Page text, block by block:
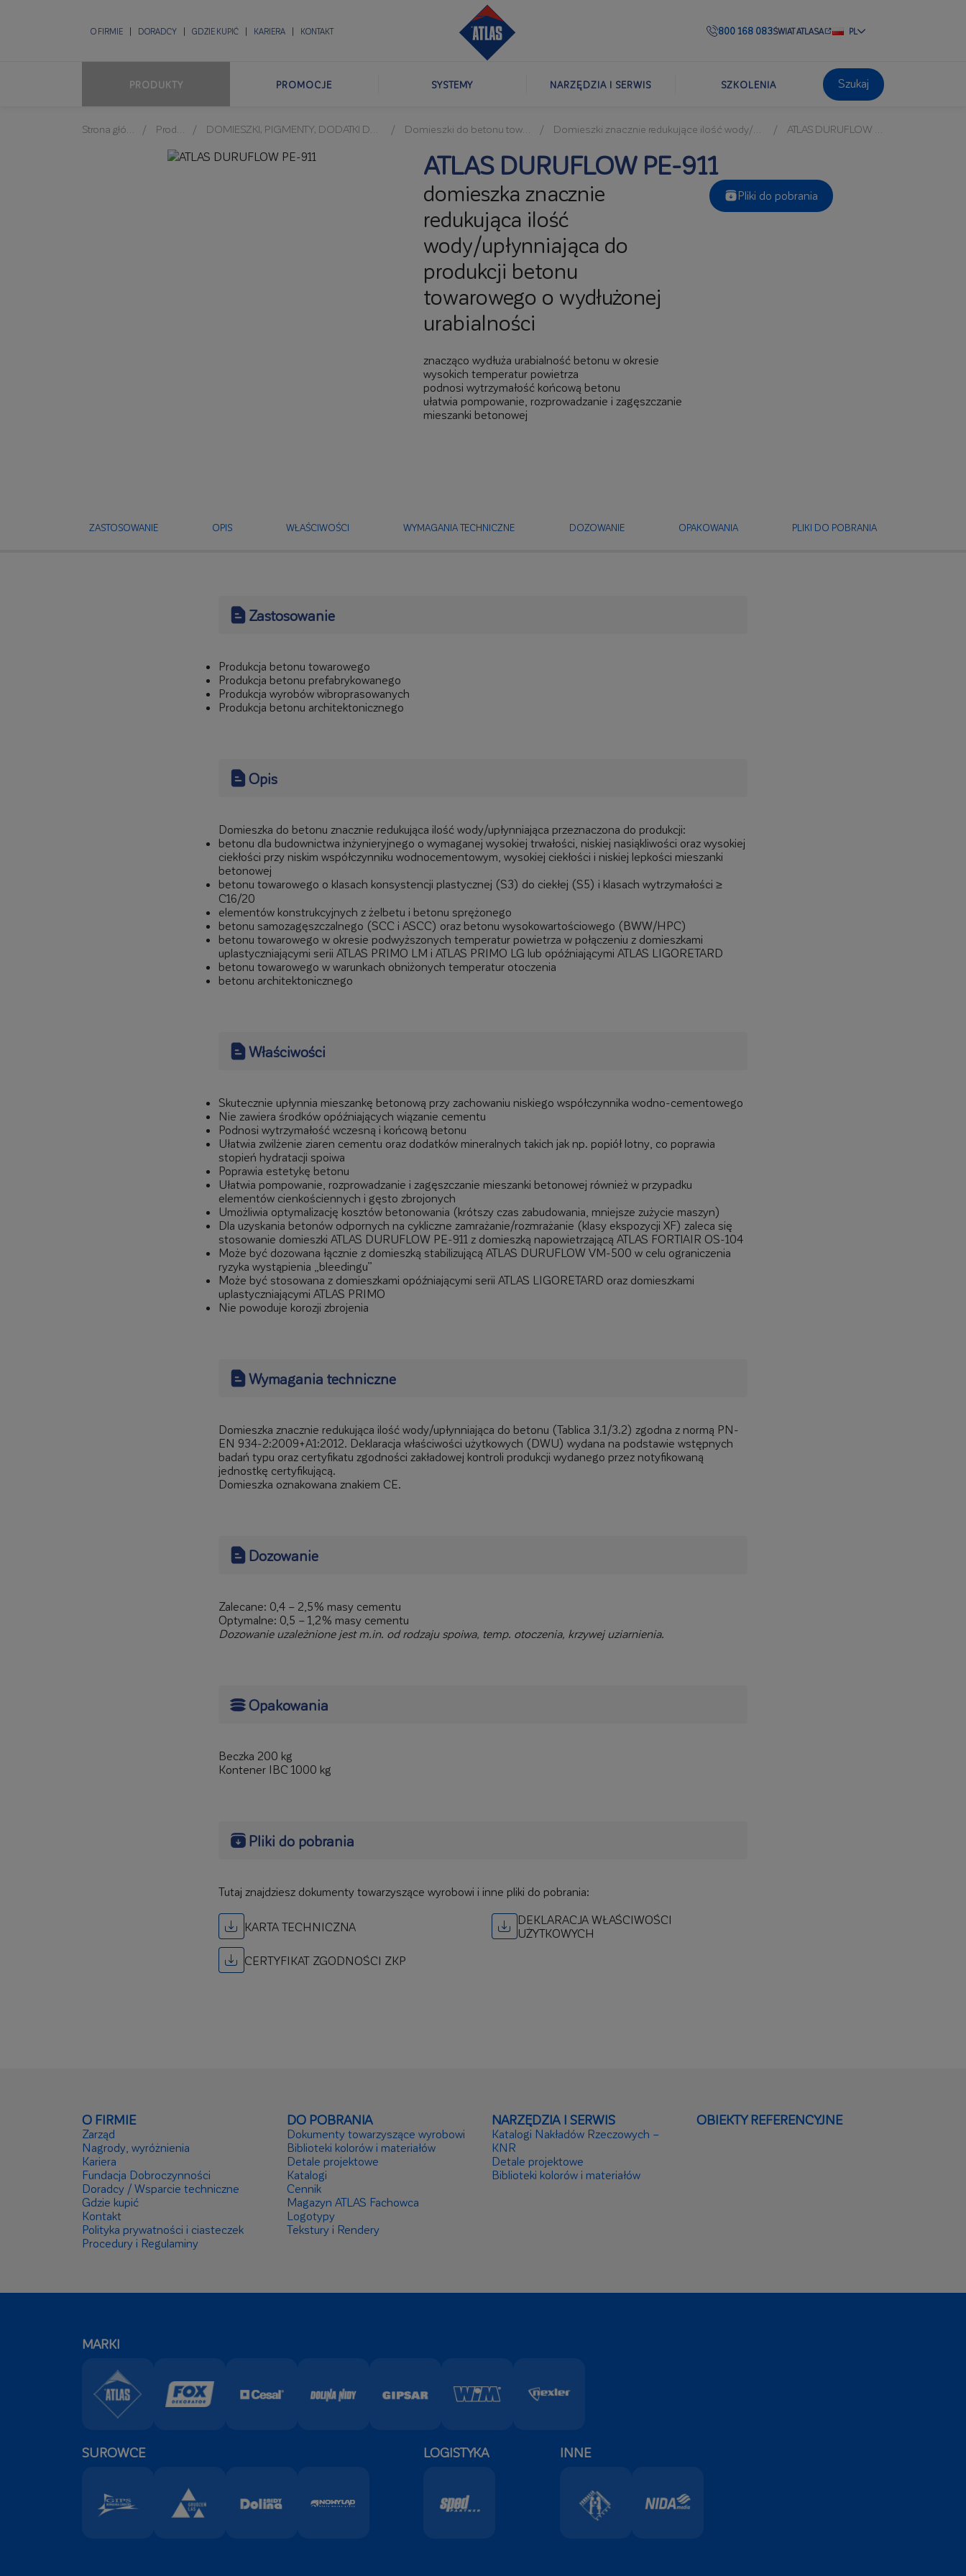
O FIRMIE DORADCY GDZIE KUPIĆ KARIERA KONTAKT 800 168 083ŚWIAT ATLASA PL
PRODUKTY PROMOCJE SYSTEMY NARZĘDZIA I SERWIS SZKOLENIA Szukaj
Produkty DOMIESZKI, PIGMENTY, DODATKI DO BETONU Domieszki do betonu towarowego Domieszki znacznie redukujące ilość wody/upłynniające ATLAS DURUFLOW PE-911
ATLAS DURUFLOW PE-911
domieszka znacznie
redukująca ilość
wody/upłynniająca do
produkcji betonu
towarowego o wydłużonej
urabialności
znacząco wydłuża urabialność betonu w okresie
wysokich temperatur powietrza
podnosi wytrzymałość końcową betonu
ułatwia pompowanie, rozprowadzanie i zagęszczanie
mieszanki betonowej
Pliki do pobrania
ZASTOSOWANIE OPIS WŁAŚCIWOŚCI WYMAGANIA TECHNICZNE DOZOWANIE OPAKOWANIA PLIKI DO POBRANIA
Zastosowanie
Produkcja betonu towarowego
Produkcja betonu prefabrykowanego
Produkcja wyrobów wibroprasowanych
Produkcja betonu architektonicznego
Opis
Domieszka do betonu znacznie redukująca ilość wody/upłynniająca przeznaczona do produkcji:
betonu dla budownictwa inżynieryjnego o wymaganej wysokiej trwałości, niskiej nasiąkliwości oraz wysokiej
ciekłości przy niskim współczynniku wodnocementowym, wysokiej ciekłości i niskiej lepkości mieszanki
betonowej
betonu towarowego o klasach konsystencji plastycznej (S3) do ciekłej (S5) i klasach wytrzymałości ≥
C16/20
elementów konstrukcyjnych z żelbetu i betonu sprężonego
betonu samozagęszczalnego (SCC i ASCC) oraz betonu wysokowartościowego (BWW/HPC)
betonu towarowego w okresie podwyższonych temperatur powietrza w połączeniu z domieszkami
uplastyczniającymi serii ATLAS PRIMO LM i ATLAS PRIMO LG lub opóźniającymi ATLAS LIGORETARD
betonu towarowego w warunkach obniżonych temperatur otoczenia
betonu architektonicznego
Właściwości
Skutecznie upłynnia mieszankę betonową przy zachowaniu niskiego współczynnika wodno-cementowego
Nie zawiera środków opóźniających wiązanie cementu
Podnosi wytrzymałość wczesną i końcową betonu
Ułatwia zwilżenie ziaren cementu oraz dodatków mineralnych takich jak np. popiół lotny, co poprawia
stopień hydratacji spoiwa
Poprawia estetykę betonu
Ułatwia pompowanie, rozprowadzanie i zagęszczanie mieszanki betonowej również w przypadku
elementów cienkościennych i gęsto zbrojonych
Umożliwia optymalizację kosztów betonowania (krótszy czas zabudowania, mniejsze zużycie maszyn)
Dla uzyskania betonów odpornych na cykliczne zamrażanie/rozmrażanie (klasy ekspozycji XF) zaleca się
stosowanie domieszki ATLAS DURUFLOW PE-911 z domieszką napowietrzającą ATLAS FORTIAIR OS-104
Może być dozowana łącznie z domieszką stabilizującą ATLAS DURUFLOW VM-500 w celu ograniczenia
ryzyka wystąpienia „bleedingu”
Może być stosowana z domieszkami opóźniającymi serii ATLAS LIGORETARD oraz domieszkami
uplastyczniającymi ATLAS PRIMO
Nie powoduje korozji zbrojenia
Wymagania techniczne
Domieszka znacznie redukująca ilość wody/upłynniająca do betonu (Tablica 3.1/3.2) zgodna z normą PN-
EN 934-2:2009+A1:2012. Deklaracja właściwości użytkowych (DWU) wydana na podstawie wstępnych
badań typu oraz certyfikatu zgodności zakładowej kontroli produkcji wydanego przez notyfikowaną
jednostkę certyfikującą.
Domieszka oznakowana znakiem CE.
Dozowanie
Zalecane: 0,4 – 2,5% masy cementu
Optymalne: 0,5 – 1,2% masy cementu
Dozowanie uzależnione jest m.in. od rodzaju spoiwa, temp. otoczenia, krzywej uziarnienia.
Opakowania
Beczka 200 kg
Kontener IBC 1000 kg
Pliki do pobrania
Tutaj znajdziesz dokumenty towarzyszące wyrobowi i inne pliki do pobrania:
KARTA TECHNICZNA
DEKLARACJA WŁAŚCIWOŚCI
UŻYTKOWYCH
CERTYFIKAT ZGODNOŚCI ZKP
O FIRMIE
Zarząd
Nagrody, wyróżnienia
Kariera
Fundacja Dobroczynności
Doradcy / Wsparcie techniczne
Gdzie kupić
Kontakt
Polityka prywatności i ciasteczek
Procedury i Regulaminy
DO POBRANIA
Dokumenty towarzyszące wyrobowi
Biblioteki kolorów i materiałów
Detale projektowe
Katalogi
Cennik
Magazyn ATLAS Fachowca
Logotypy
Tekstury i Rendery
NARZĘDZIA I SERWIS
Katalogi Nakładów Rzeczowych –
KNR
Detale projektowe
Biblioteki kolorów i materiałów
OBIEKTY REFERENCYJNE
MARKI
SUROWCE LOGISTYKA INNE